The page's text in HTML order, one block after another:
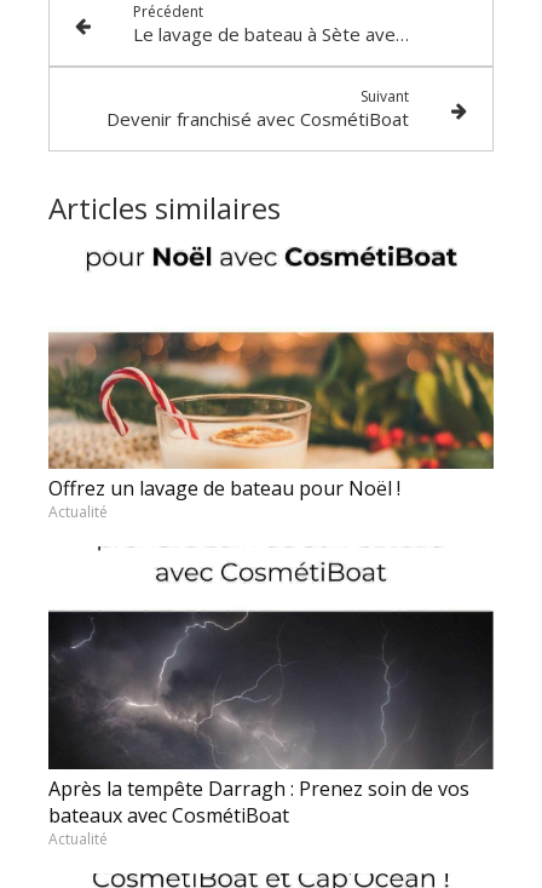
Précédent
Le lavage de bateau à Sète avec CosmétiBoat
Suivant
Devenir franchisé avec CosmétiBoat
Articles similaires
Offrez un lavage de bateau pour Noël !
Actualité
Après la tempête Darragh : Prenez soin de vos
bateaux avec CosmétiBoat
Actualité